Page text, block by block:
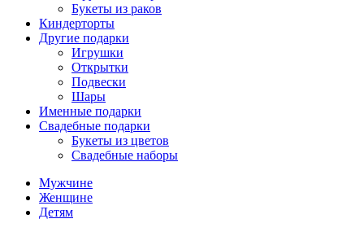
Букеты из раков
Киндерторты
Другие подарки
Игрушки
Открытки
Подвески
Шары
Именные подарки
Свадебные подарки
Букеты из цветов
Свадебные наборы
Мужчине
Женщине
Детям